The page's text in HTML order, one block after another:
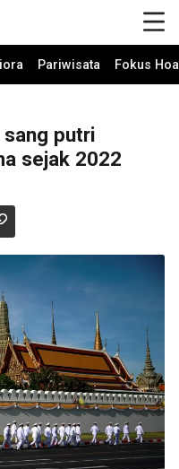
Pariwisata Fokus
sang putri
sejak 2022